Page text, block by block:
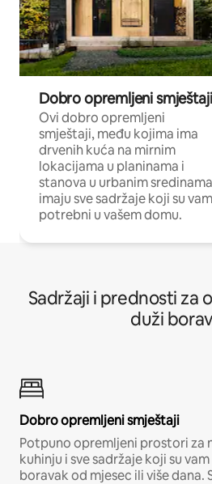
Dobro opremljeni smještaji
Ovi dobro opremljeni
smještaji, među kojima ima
drvenih kuća na mirnim
lokacijama u planinama i
stanova u urbanim
imaju sve sadržaje koji su vam
potrebni u vašem domu.
Sadržaji i prednosti za
duži
Dobro opremljeni smještaji
Potpuno opremljeni prostori za
kuhinju i sve sadržaje koji su
boravak od mjesec ili više dana.